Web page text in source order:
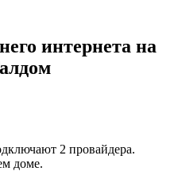
интернета на
2 провайдера.
доме.